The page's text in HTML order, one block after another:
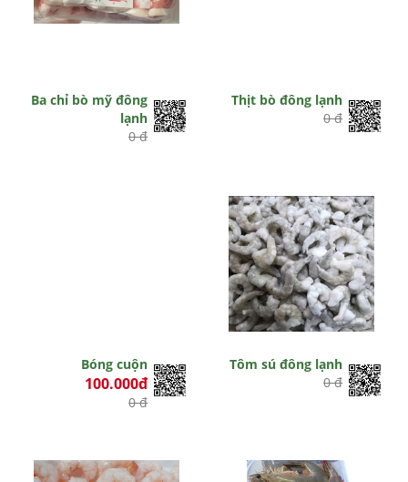
Ba chỉ bò mỹ đông
lạnh
0 đ
Thịt bò đông lạnh
0 đ
Bóng cuộn
100.000đ
0 đ
Tôm sú đông lạnh
0 đ